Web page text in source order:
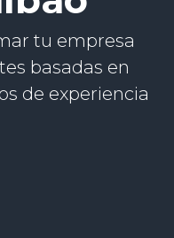
tu empresa
basadas en
de experiencia